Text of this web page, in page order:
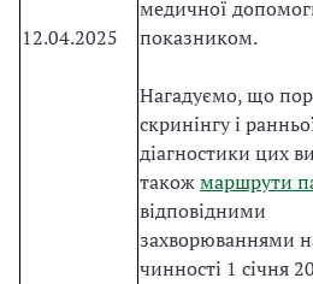
12.04.2025
медичної
показником.
Нагадуємо, що
скринінгу і
діагностики цих
такожмаршрути
відповідними
захворюваннями
чинності 1 січня